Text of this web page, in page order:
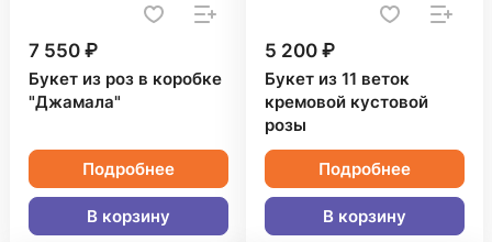
7 550 ₽
Букет из роз в коробке
"Джамала"
Подробнее
В корзину
5 200 ₽
Букет из 11 веток
кремовой кустовой
розы
Подробнее
В корзину